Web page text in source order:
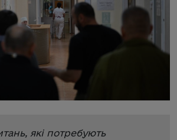
які потребують